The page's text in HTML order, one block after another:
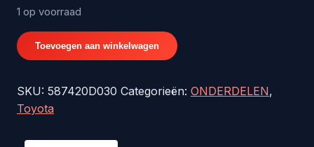
1 op voorraad
YARIS
05-
BESCHERMFOLIE
KNIESTUK
Toevoegen aan winkelwagen
SKU: 587420D030 Categorieën: ONDERDELEN,
Toyota